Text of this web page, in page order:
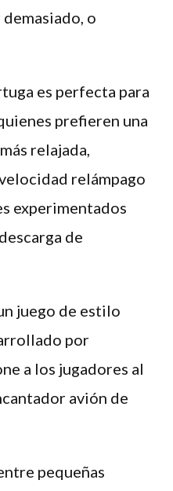
o
es perfecta para
prefieren una
relajada,
relámpago
experimentados
de
juego de estilo
por
a los jugadores al
avión de
pequeñas